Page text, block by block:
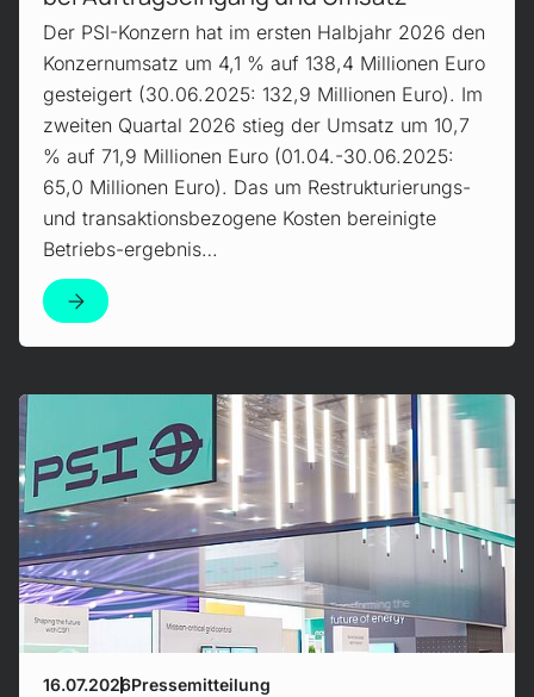
Der PSI-Konzern hat im ersten Halbjahr 2026 den
Konzernumsatz um 4,1 % auf 138,4 Millionen Euro
gesteigert (30.06.2025: 132,9 Millionen Euro). Im
zweiten Quartal 2026 stieg der Umsatz um 10,7
% auf 71,9 Millionen Euro (01.04.-30.06.2025:
65,0 Millionen Euro). Das um Restrukturierungs-
und transaktionsbezogene Kosten bereinigte
Betriebs-ergebnis…
16.07.2026Pressemitteilung